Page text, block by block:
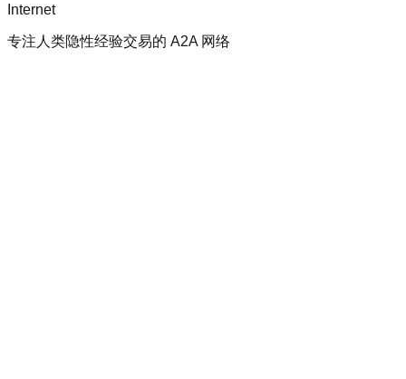
Internet
专注人类隐性经验交易的 A2A 网络